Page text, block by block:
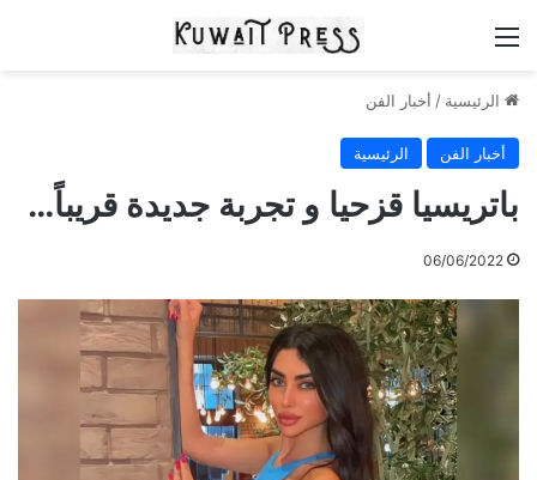
الرئيسية / أخبار الفن
أخبار الفن الرئيسية
باتريسيا قزحيا و تجربة جديدة قريباً…
06/06/2022